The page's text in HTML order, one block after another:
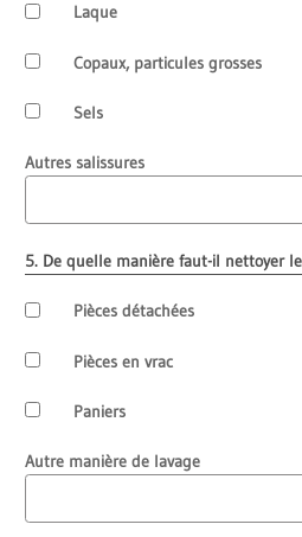
Laque
Copaux, particules grosses
Sels
Autres salissures
5. De quelle manière faut-il nettoyer
Pièces détachées
Pièces en vrac
Paniers
Autre manière de lavage